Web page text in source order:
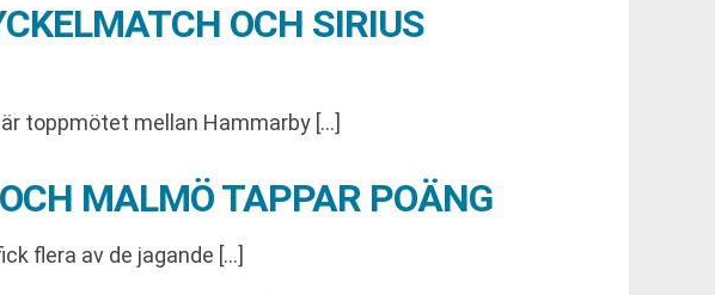
OCH SIRIUS
toppmötet mellan Hammarby […]
MALMÖ TAPPAR POÄNG
flera av de jagande […]